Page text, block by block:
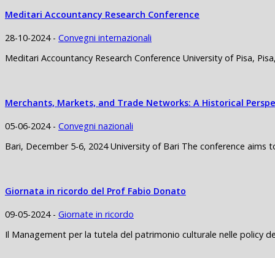
Meditari Accountancy Research Conference
28-10-2024 - Convegni internazionali
Meditari Accountancy Research Conference University of Pisa,
Merchants, Markets, and Trade Networks: A Historical
05-06-2024 - Convegni nazionali
Bari, December 5-6, 2024 University of Bari The conference
Giornata in ricordo del Prof Fabio Donato
09-05-2024 - Giornate in ricordo
Il Management per la tutela del patrimonio culturale nelle policy